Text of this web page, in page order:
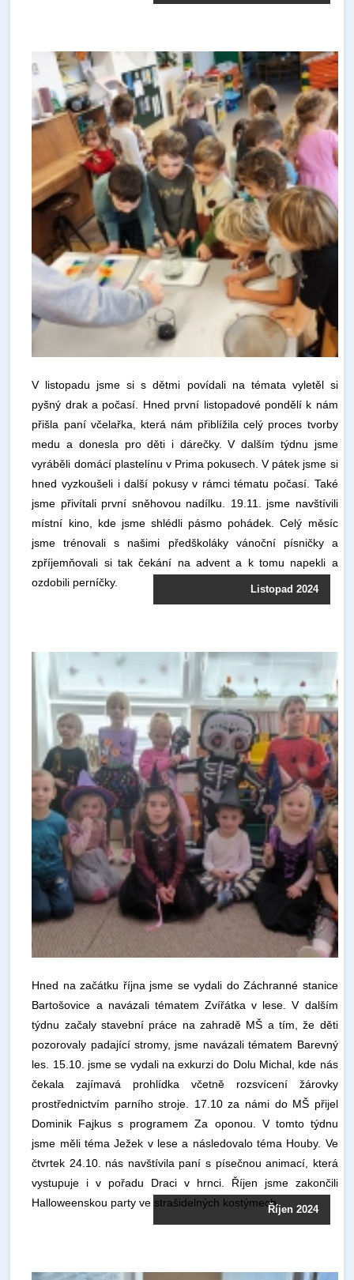
Listopad 2024
V listopadu jsme si s dětmi povídali na témata vyletěl si
pyšný drak a počasí. Hned první listopadové pondělí k nám
přišla paní včelařka, která nám přiblížila celý proces tvorby
medu a donesla pro děti i dárečky. V dalším týdnu jsme
vyráběli domácí plastelínu v Prima pokusech. V pátek jsme si
hned vyzkoušeli i další pokusy v rámci tématu počasí. Také
jsme přivítali první sněhovou nadílku. 19.11. jsme navštívili
místní kino, kde jsme shlédli pásmo pohádek. Celý měsíc
jsme trénovali s našimi předškoláky vánoční písničky a
zpříjemňovali si tak čekání na advent a k tomu napekli a
ozdobili perníčky.
Říjen 2024
Hned na začátku října jsme se vydali do Záchranné stanice
Bartošovice a navázali tématem Zvířátka v lese. V dalším
týdnu začaly stavební práce na zahradě MŠ a tím, že děti
pozorovaly padající stromy, jsme navázali tématem Barevný
les. 15.10. jsme se vydali na exkurzi do Dolu Michal, kde nás
čekala zajímavá prohlídka včetně rozsvícení žárovky
prostřednictvím parního stroje. 17.10 za námi do MŠ přijel
Dominik Fajkus s programem Za oponou. V tomto týdnu
jsme měli téma Ježek v lese a následovalo téma Houby. Ve
čtvrtek 24.10. nás navštívila paní s písečnou animací, která
vystupuje i v pořadu Draci v hrnci. Říjen jsme zakončili
Halloweenskou party ve strašidelných kostýmech.